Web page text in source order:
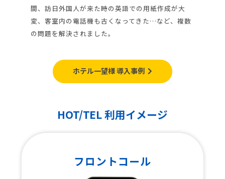
間、訪日外国人が来た時の英語での用紙作成が大
変、客室内の電話機も古くなってきた…など、複数
の問題を解決されました。
ホテル一望様 導入事例
HOT/TEL 利用イメージ
フロントコール